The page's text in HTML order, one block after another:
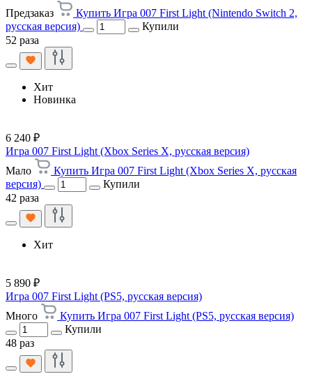
Предзаказ
Купить Игра 007 First Light (Nintendo Switch 2,
русская версия)
Купили
52 раза
Хит
Новинка
6 240 ₽
Игра 007 First Light (Xbox Series X, русская версия)
Мало
Купить Игра 007 First Light (Xbox Series X, русская
версия)
Купили
42 раза
Хит
5 890 ₽
Игра 007 First Light (PS5, русская версия)
Много
Купить Игра 007 First Light (PS5, русская версия)
Купили
48 раз